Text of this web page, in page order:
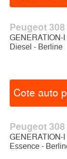
Peugeot 308
GENERATION-
Diesel - Berline
Cote auto
Peugeot 308
GENERATION-
Essence -